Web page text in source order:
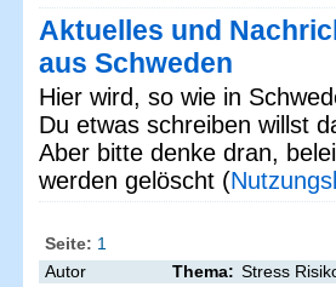
Aktuelles und
aus Schweden
Hier wird, so wie in
Du etwas schreiben willst
Aber bitte denke dran,
werden gelöscht (
Seite: 1
Autor
Thema: Stress